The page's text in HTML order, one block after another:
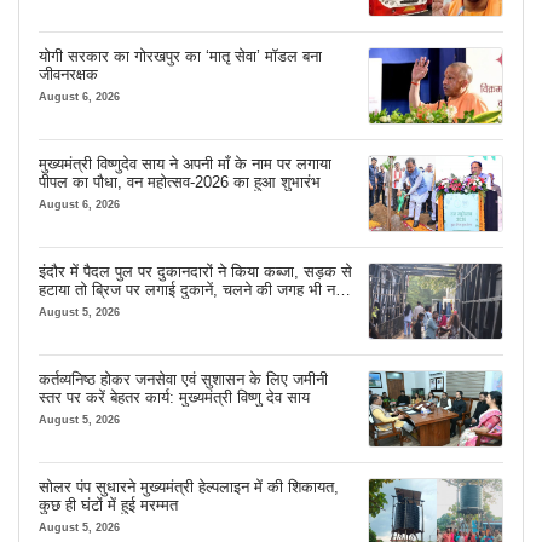
योगी सरकार का गोरखपुर का ‘मातृ सेवा’ मॉडल बना
जीवनरक्षक
August 6, 2026
मुख्यमंत्री विष्णुदेव साय ने अपनी माँ के नाम पर लगाया
पीपल का पौधा, वन महोत्सव-2026 का हुआ शुभारंभ
August 6, 2026
इंदौर में पैदल पुल पर दुकानदारों ने किया कब्जा, सड़क से
हटाया तो ब्रिज पर लगाई दुकानें, चलने की जगह भी नहीं
मिल रही
August 5, 2026
कर्तव्यनिष्ठ होकर जनसेवा एवं सुशासन के लिए जमीनी
स्तर पर करें बेहतर कार्य: मुख्यमंत्री विष्णु देव साय
August 5, 2026
सोलर पंप सुधारने मुख्यमंत्री हेल्पलाइन में की शिकायत,
कुछ ही घंटों में हुई मरम्मत
August 5, 2026